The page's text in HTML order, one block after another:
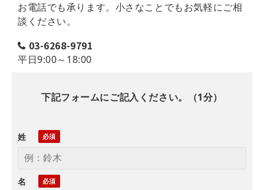
お電話でも承ります。小さなことでもお気軽にご相
談ください。
03-6268-9791
平日9:00～18:00
下記フォームにご記入ください。（1分）
姓
名